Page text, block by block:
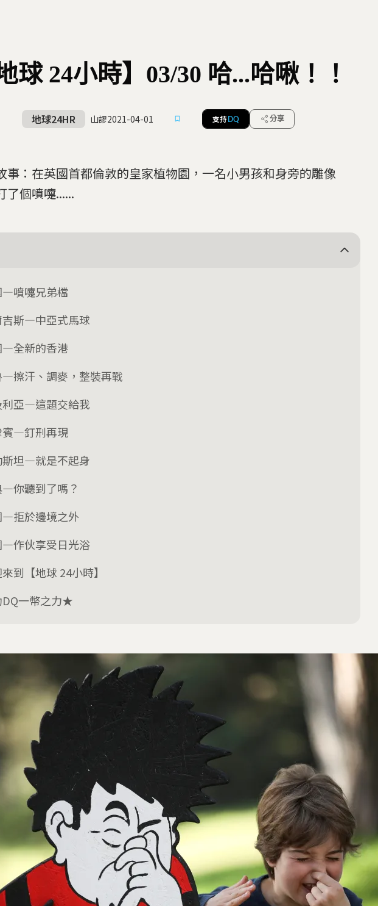
球 24小時】03/30 哈...哈啾！！
地球24HR 山謬2021-04-01 支持 DQ 分享
事：在英國首都倫敦的皇家植物園，一名小男孩和身旁的雕像
了個噴嚏......
—噴嚏兄弟檔
吉斯—中亞式馬球
—全新的香港
擦汗、調麥，整裝再戰
利亞—這題交給我
賓—釘刑再現
斯坦—就是不起身
你聽到了嗎？
—拒於邊境之外
—作伙享受日光浴
到【地球 24小時】
一幣之力★